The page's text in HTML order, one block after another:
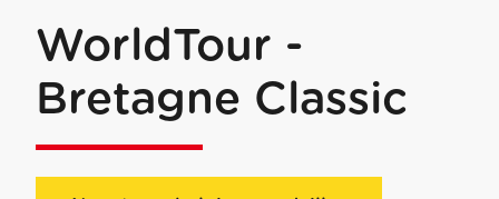
WorldTour -
Bretagne Classic